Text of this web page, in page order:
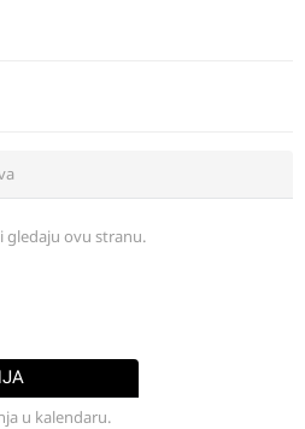
gledaju ovu stranu.
u kalendaru.